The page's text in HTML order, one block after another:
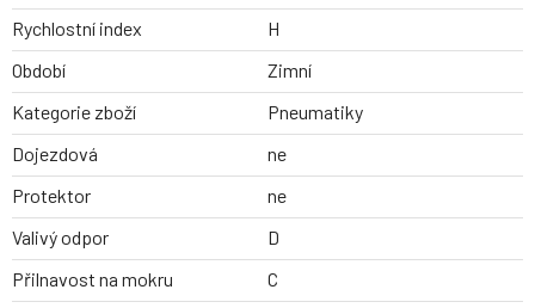
Rychlostní index
H
Období
Zimní
Kategorie zboží
Pneumatiky
Dojezdová
ne
Protektor
ne
Valivý odpor
D
Přilnavost na mokru
C